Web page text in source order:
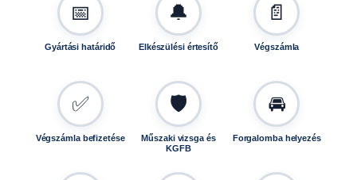
📅
Gyártási határidő
🔔
Elkészülési értesítő
📄
Végszámla
✅
Végszámla befizetése
🛡️
Műszaki vizsga és
KGFB
🚘
Forgalomba helyezés